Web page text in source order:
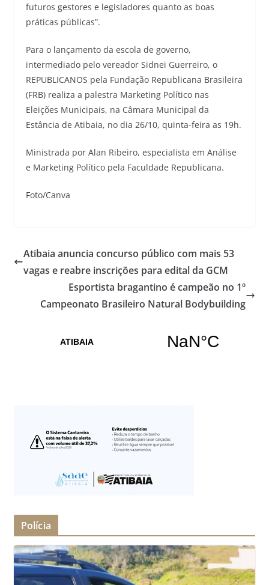
futuros gestores e legisladores quanto as boas
práticas públicas”.
Para o lançamento da escola de governo,
intermediado pelo vereador Sidnei Guerreiro, o
REPUBLICANOS pela Fundação Republicana Brasileira
(FRB) realiza a palestra Marketing Político nas
Eleições Municipais, na Câmara Municipal da
Estância de Atibaia, no dia 26/10, quinta-feira as 19h.
Ministrada por Alan Ribeiro, especialista em Análise
e Marketing Político pela Faculdade Republicana.
Foto/Canva
Atibaia anuncia concurso público com mais 53
vagas e reabre inscrições para edital da GCM
Esportista bragantino é campeão no 1º
Campeonato Brasileiro Natural Bodybuilding
Polícia